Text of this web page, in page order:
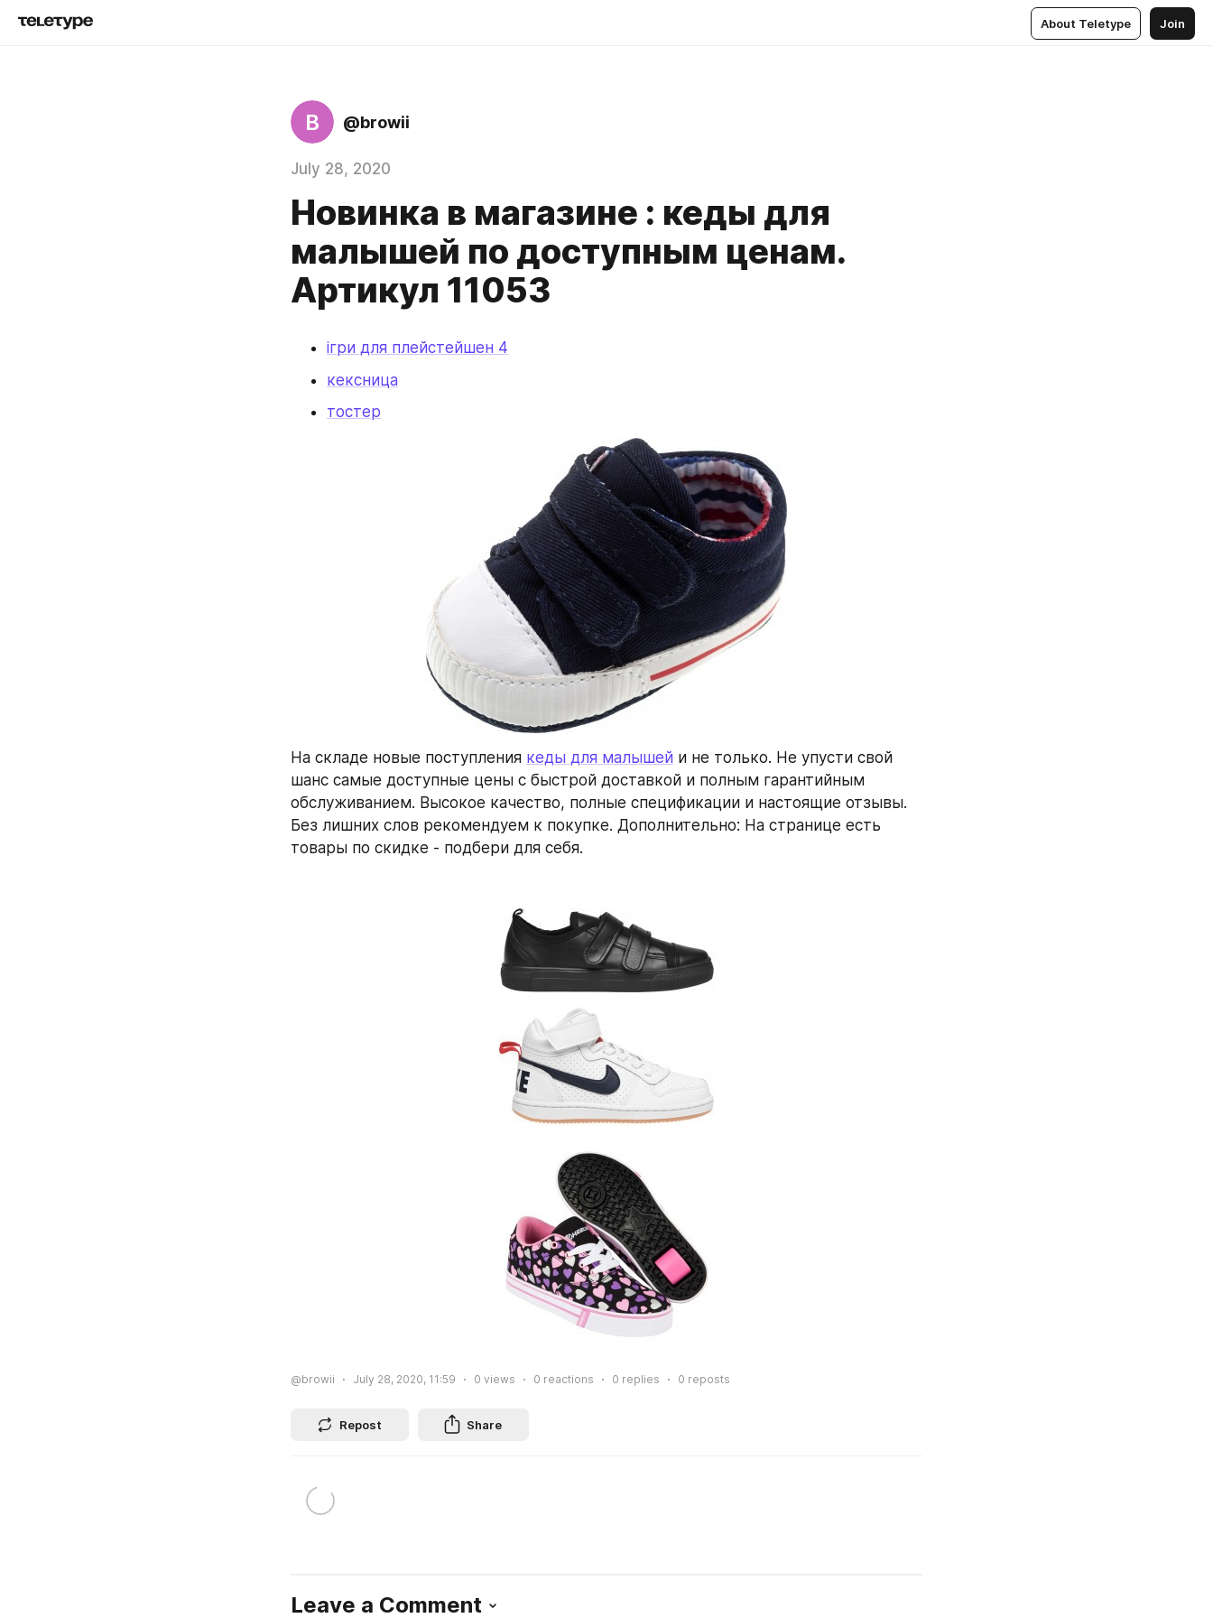
About Teletype Join
B @browii
July 28, 2020
Новинка в магазине : кеды для
малышей по доступным ценам.
Артикул 11053
ігри для плейстейшен 4
кексница
тостер
На складе новые поступления кеды для малышей и не только. Не упусти свой
шанс самые доступные цены с быстрой доставкой и полным гарантийным
обслуживанием. Высокое качество, полные спецификации и настоящие отзывы.
Без лишних слов рекомендуем к покупке. Дополнительно: На странице есть
товары по скидке - подбери для себя.
@browii July 28, 2020, 11:59 0 views 0 reactions 0 replies 0 reposts
Repost Share
Leave a Comment